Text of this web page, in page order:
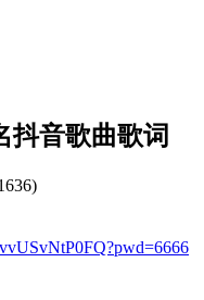
抖音歌曲歌词